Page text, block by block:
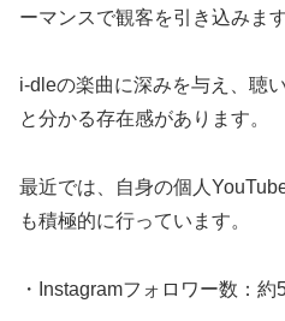
ーマンスで観客を引き込みます
i-dleの楽曲に深みを与え、聴
と分かる存在感があります。
最近では、自身の個人
も積極的に行っています。
・Instagramフォロワー数：